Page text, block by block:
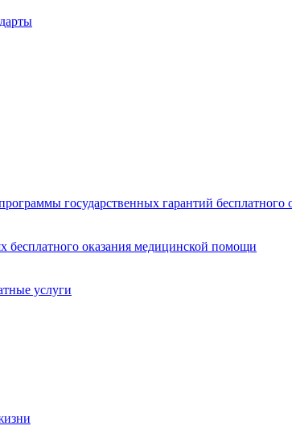
государственных гарантий
оказания медицинской помощи
услуги